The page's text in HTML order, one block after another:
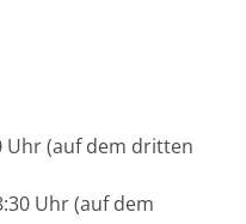
Uhr (auf dem dritten
Uhr (auf dem